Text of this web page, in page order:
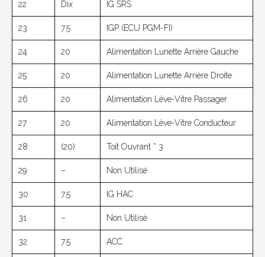
22 Dix IG SRS
23 7.5 IGP (ECU PGM-FI)
24 20 Alimentation Lunette Arrière Gauche
25 20 Alimentation Lunette Arrière Droite
26 20 Alimentation Lève-Vitre Passager
27 20 Alimentation Lève-Vitre Conducteur
28 (20) Toit Ouvrant * 3
29 – Non Utilisé
30 7.5 IG HAC
31 – Non Utilisé
32 7.5 ACC